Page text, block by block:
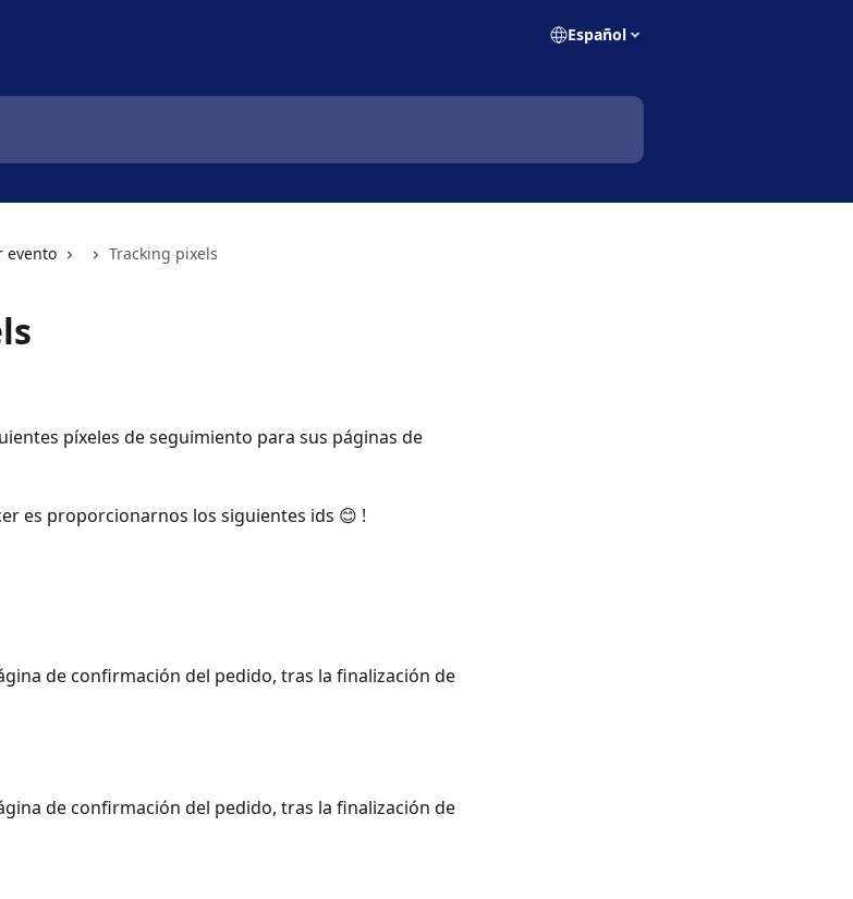
Español
evento Tracking pixels
píxeles de seguimiento para sus páginas de
es proporcionarnos los siguientes ids 😊 !
de confirmación del pedido, tras la finalización de
de confirmación del pedido, tras la finalización de